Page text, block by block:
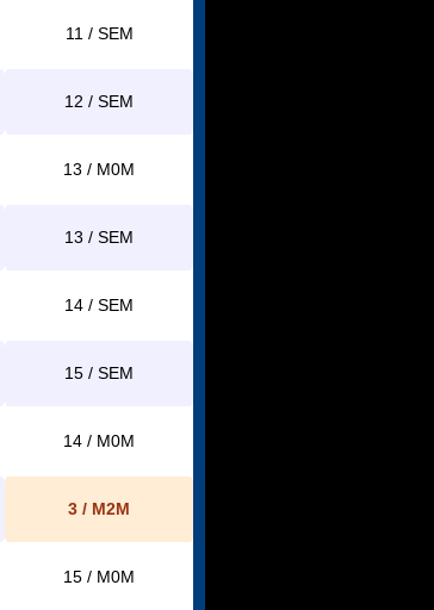
11 / SEM
12 / SEM
13 / M0M
13 / SEM
14 / SEM
15 / SEM
14 / M0M
3 / M2M
15 / M0M